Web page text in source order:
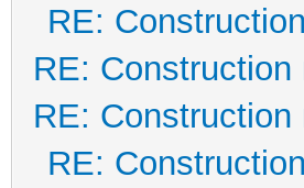
RE:
RE:
RE:
RE: